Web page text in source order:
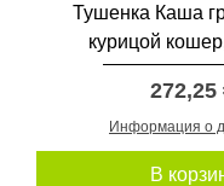
Тушенка Каша
курицой
Цена
272,25
Информация о
В